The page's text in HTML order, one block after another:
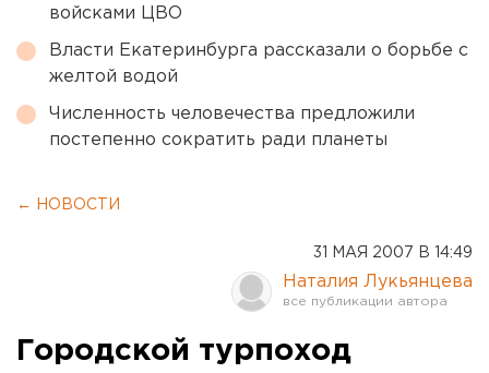
войсками ЦВО
Власти Екатеринбурга рассказали о борьбе с
желтой водой
Численность человечества предложили
постепенно сократить ради планеты
← НОВОСТИ
31 МАЯ 2007 В 14:49
Наталия Лукьянцева
Городской турпоход